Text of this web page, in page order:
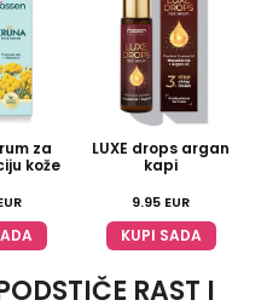
za
kože
LUXE drops argan
kapi
9.95 EUR
KUPI SADA
RAST I